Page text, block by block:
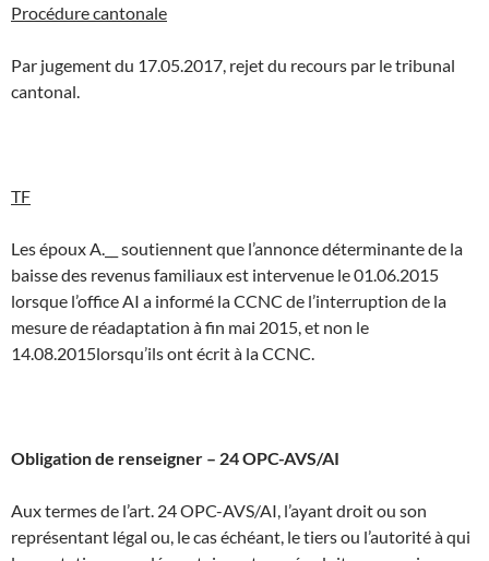
Procédure cantonale
Par jugement du 17.05.2017, rejet du recours par le tribunal
cantonal.
TF
Les époux A.__ soutiennent que l’annonce déterminante de la
baisse des revenus familiaux est intervenue le 01.06.2015
lorsque l’office AI a informé la CCNC de l’interruption de la
mesure de réadaptation à fin mai 2015, et non le
14.08.2015lorsqu’ils ont écrit à la CCNC.
Obligation de renseigner – 24 OPC-AVS/AI
Aux termes de l’art. 24 OPC-AVS/AI, l’ayant droit ou son
représentant légal ou, le cas échéant, le tiers ou l’autorité à qui